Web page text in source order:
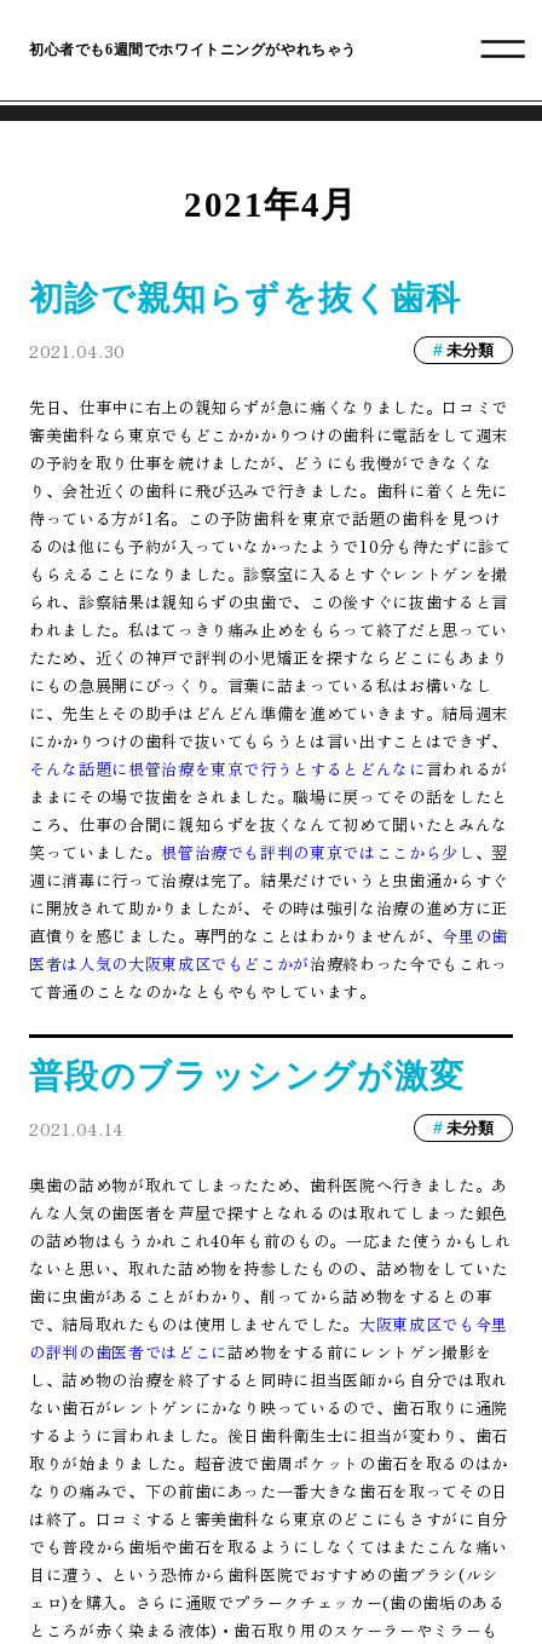
初心者でも6週間でホワイトニングがやれちゃう
2021年4月
初診で親知らずを抜く歯科
2021.04.30 未分類
先日、仕事中に右上の親知らずが急に痛くなりました。口コミで
審美歯科なら東京でもどこかかかりつけの歯科に電話をして週末
の予約を取り仕事を続けましたが、どうにも我慢ができなくな
り、会社近くの歯科に飛び込みで行きました。歯科に着くと先に
待っている方が1名。この予防歯科を東京で話題の歯科を見つけ
るのは他にも予約が入っていなかったようで10分も待たずに診て
もらえることになりました。診察室に入るとすぐレントゲンを撮
られ、診察結果は親知らずの虫歯で、この後すぐに抜歯すると言
われました。私はてっきり痛み止めをもらって終了だと思ってい
たため、近くの神戸で評判の小児矯正を探すならどこにもあまり
にもの急展開にびっくり。言葉に詰まっている私はお構いなし
に、先生とその助手はどんどん準備を進めていきます。結局週末
にかかりつけの歯科で抜いてもらうとは言い出すことはできず、
そんな話題に根管治療を東京で行うとするとどんなに言われるが
ままにその場で抜歯をされました。職場に戻ってその話をしたと
ころ、仕事の合間に親知らずを抜くなんて初めて聞いたとみんな
笑っていました。 根管治療でも評判の東京ではここから少し 、翌
週に消毒に行って治療は完了。結果だけでいうと虫歯通からすぐ
に開放されて助かりましたが、その時は強引な治療の進め方に正
直憤りを感じました。専門的なことはわかりませんが、今里の歯
医者は人気の大阪東成区でもどこかが治療終わった今でもこれっ
て普通のことなのかなともやもやしています。
普段のブラッシングが激変
2021.04.14 未分類
奥歯の詰め物が取れてしまったため、歯科医院へ行きました。あ
んな人気の歯医者を芦屋で探すとなれるのは取れてしまった銀色
の詰め物はもうかれこれ40年も前のもの。一応また使うかもしれ
ないと思い、取れた詰め物を持参したものの、詰め物をしていた
歯に虫歯があることがわかり、削ってから詰め物をするとの事
で、結局取れたものは使用しませんでした。大阪東成区でも今里
の評判の歯医者ではどこに詰め物をする前にレントゲン撮影を
し、詰め物の治療を終了すると同時に担当医師から自分では取れ
ない歯石がレントゲンにかなり映っているので、歯石取りに通院
するように言われました。後日歯科衛生士に担当が変わり、歯石
取りが始まりました。超音波で歯周ポケットの歯石を取るのはか
なりの痛みで、下の前歯にあった一番大きな歯石を取ってその日
は終了。口コミすると審美歯科なら東京のどこにもさすがに自分
でも普段から歯垢や歯石を取るようにしなくてはまたこんな痛い
目に遭う、という恐怖から歯科医院でおすすめの歯ブラシ(ルシ
ェロ)を購入。さらに通販でプラークチェッカー(歯の歯垢のある
ところが赤く染まる液体)・歯石取り用のスケーラーやミラーも